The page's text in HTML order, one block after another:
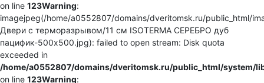
on line 123Warning:
imagejpeg(/home/a0552807/domains/dveritomsk.ru/public_html/
Двери с терморазрывом/11 см ISOTERMA СЕРЕБРО дуб
пацифик-500x500.jpg): failed to open stream: Disk quota
exceeded in
/home/a0552807/domains/dveritomsk.ru/public_html/system/
on line 123Warning: